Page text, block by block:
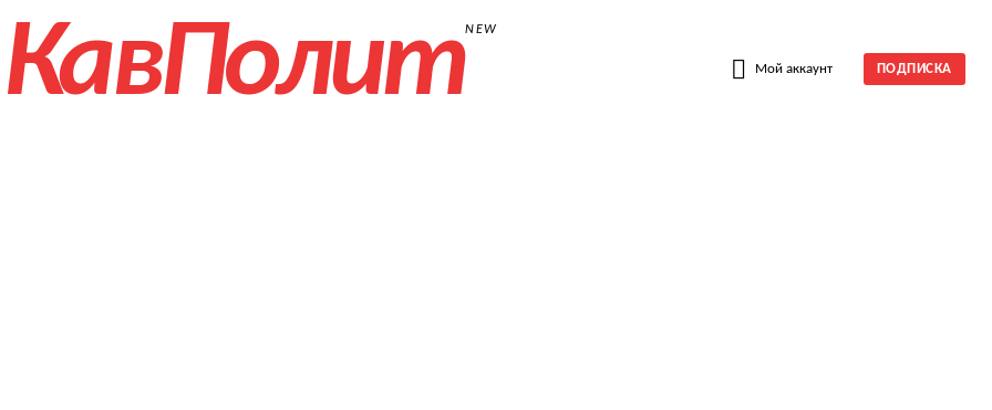
КавПолитNEW
Мой аккаунт ПОДПИСКА